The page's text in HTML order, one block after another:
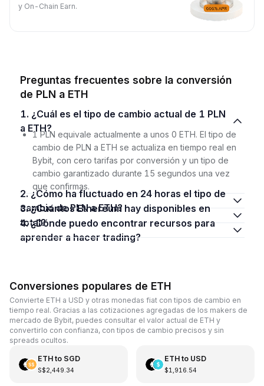
y On-Chain Earn.
Preguntas frecuentes sobre la conversión
de PLN a ETH
1. ¿Cuál es el tipo de cambio actual de 1 PLN
a ETH?
1 PLN equivale actualmente a unos 0 ETH. El tipo de
cambio de PLN a ETH se actualiza en tiempo real en
Bybit, con cero tarifas por conversión y un tipo de
cambio garantizado durante 15 segundos una vez
que confirmas.
2. ¿Cómo ha fluctuado en 24 horas el tipo de
cambio de PLN a ETH?
3. ¿Cuántos Ethereum hay disponibles en
total?
4. ¿Dónde puedo encontrar recursos para
aprender a hacer trading?
Conversiones populares de ETH
Convierte ETH a USD y otras monedas fiat con tipos de cambio en
tiempo real. Gracias a las cotizaciones agregadas de los makers de
mercado de Bybit, puedes consultar el valor actual de ETH y
convertirlo con confianza, con tipos de cambio precisos y sin
spreads ocultos.
ETHto SGD
S$2,449.34
ETHto USD
$1,916.54